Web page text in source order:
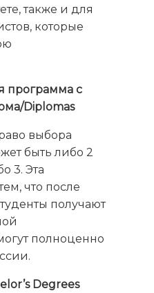
также и для
которые
программа с
Diplomas
выбора
быть либо 2
3. Эта
что после
получают
полноценно
Degrees